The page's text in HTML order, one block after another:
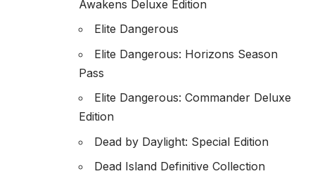
Awakens Deluxe Edition
Elite Dangerous
Elite Dangerous: Horizons Season
Pass
Elite Dangerous: Commander Deluxe
Edition
Dead by Daylight: Special Edition
Dead Island Definitive Collection